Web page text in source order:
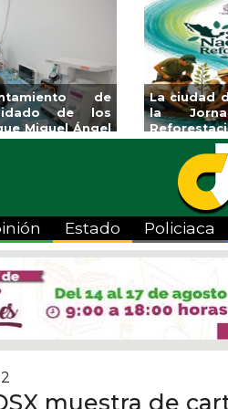
de Veracruz
Artes “Escena
Aplicará
Tandeo
Estado Policiaca
muestra de